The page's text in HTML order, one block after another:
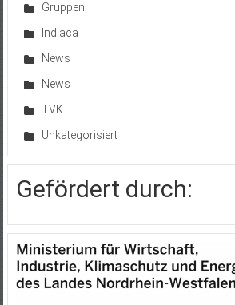
Gruppen
Indiaca
News
News
TVK
Unkategorisiert
Gefördert durch: